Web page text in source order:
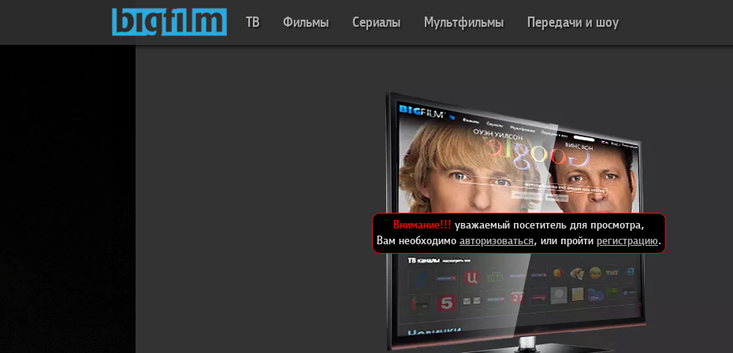
ТВ Фильмы Сериалы Мультфильмы Передачи и шоу
Внимание!!! уважаемый посетитель для просмотра,
Вам необходимо авторизоваться, или пройти регистрацию.